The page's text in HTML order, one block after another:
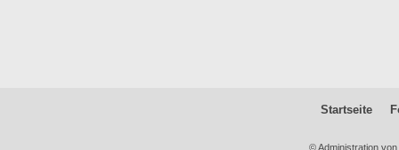
Startseite
© Administration